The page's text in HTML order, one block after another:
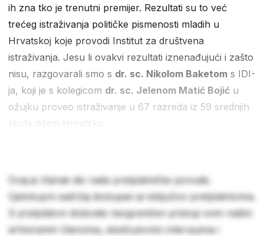
ih zna tko je trenutni premijer. Rezultati su to već
trećeg istraživanja političke pismenosti mladih u
Hrvatskoj koje provodi Institut za društvena
istraživanja. Jesu li ovakvi rezultati iznenađujući i zašto
nisu, razgovarali smo s dr. sc. Nikolom Baketom s IDI-
ja, koji je s kolegicom dr. sc. Jelenom Matić Bojić u
ožujku proveo istraživanje u 67 razreda iz 59 srednjih
škola diljem Hrvatske.
Ovaj je članak dio naše pretplatničke ponude.
Cjelokupni sadržaj dostupan je isključivo pretplatnicima.
S pretplatom dobivate neograničen pristup svim našim
arhiviranim člancima, ekskluzivnim intervjuima i